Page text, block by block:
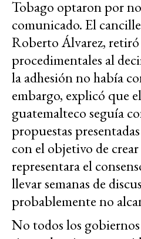
Tobago optaron por
comunicado. El
Roberto Álvarez,
procedimentales al
la adhesión no había
embargo, explicó que
guatemalteco seguía
propuestas
con el objetivo de
representara el
llevar semanas de
probablemente no
No todos los